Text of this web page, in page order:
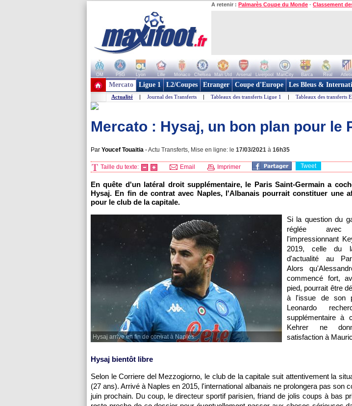
A retenir : Palmarès Coupe du Monde - Classement
OM PSG Lyon Lille Monaco Chelsea Man Utd Arsenal Liverpool ManCity Barca Real
+ de clubs
Mercato Ligue 1 L2/Coupes Etranger Coupe d'Europe Les Bleus &
Actualité | Journal des Transferts | Tableaux des transferts Ligue 1 | Tableaux des transferts
Mercato : Hysaj, un bon plan pour le
Par Youcef Touaitia -Actu Transferts, Mise en ligne: le 17/03/2021 à 16h35
Taille du texte: Email Imprimer Tweet
En quête d'un latéral droit supplémentaire, le Paris Saint-Germain a
Hysaj. En fin de contrat avec Naples, l'Albanais pourrait constituer une
pour le club de la capitale.
Hysaj arrive en fin de contrat à Naples.
Si la question du
réglée
l'impressionnant
2019, celle du
d'actualité au
Alors
commencé fort,
pied, pourrait être
à l'issue de son
Leonardo
supplémentaire à
Kehrer ne
satisfaction à
Hysaj bientôt libre
Selon le Corriere del Mezzogiorno, le club de la capitale suit attentivement la
(27 ans). Arrivé à Naples en 2015, l'international albanais ne prolongera pas son
juin prochain. Du coup, le directeur sportif parisien, friand de jolis coups à bas